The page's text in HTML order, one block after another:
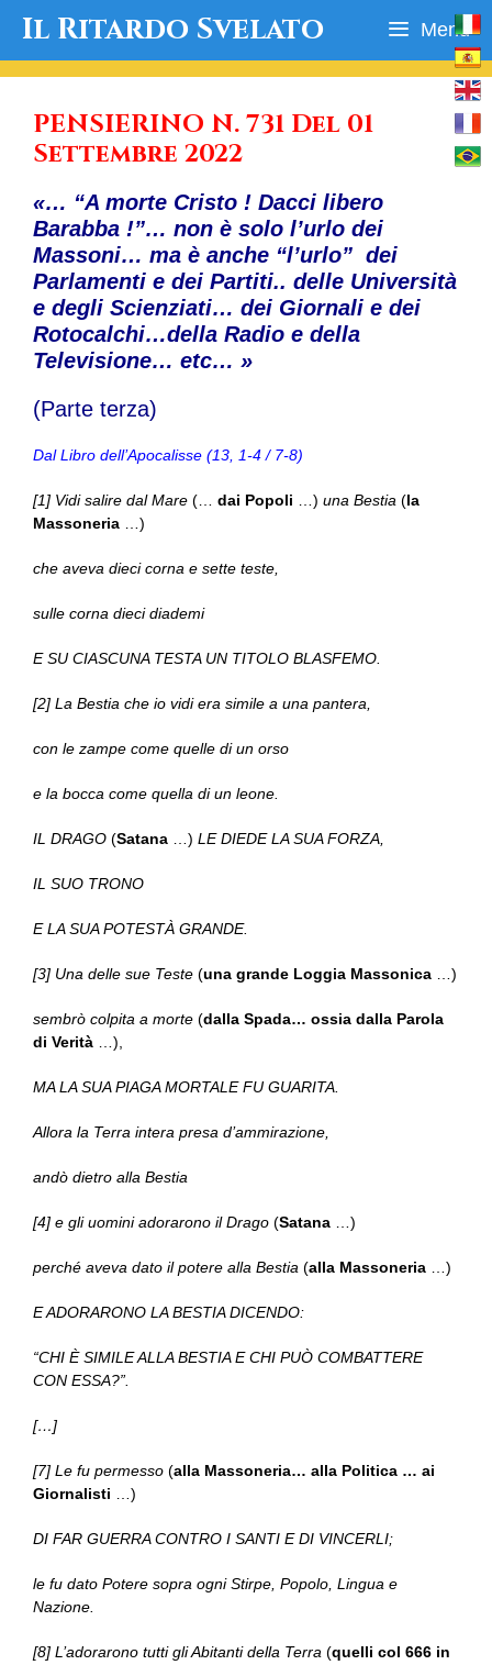
Il Ritardo Svelato Menu
PENSIERINO N. 731 Del 01
Settembre 2022
«… “A morte Cristo ! Dacci libero
Barabba !”… non è solo l’urlo dei
Massoni… ma è anche “l’urlo” dei
Parlamenti e dei Partiti.. delle Università
e degli Scienziati… dei Giornali e dei
Rotocalchi…della Radio e della
Televisione… etc… »
(Parte terza)
Dal Libro dell’Apocalisse (13, 1-4 / 7-8)
[1] Vidi salire dal Mare (… dai Popoli …) una Bestia (la
Massoneria …)
che aveva dieci corna e sette teste,
sulle corna dieci diademi
E SU CIASCUNA TESTA UN TITOLO BLASFEMO.
[2] La Bestia che io vidi era simile a una pantera,
con le zampe come quelle di un orso
e la bocca come quella di un leone.
IL DRAGO (Satana …) LE DIEDE LA SUA FORZA,
IL SUO TRONO
E LA SUA POTESTÀ GRANDE.
[3] Una delle sue Teste (una grande Loggia Massonica …)
sembrò colpita a morte (dalla Spada… ossia dalla Parola
di Verità …),
MA LA SUA PIAGA MORTALE FU GUARITA.
Allora la Terra intera presa d’ammirazione,
andò dietro alla Bestia
[4] e gli uomini adorarono il Drago (Satana …)
perché aveva dato il potere alla Bestia (alla Massoneria …)
E ADORARONO LA BESTIA DICENDO:
“CHI È SIMILE ALLA BESTIA E CHI PUÒ COMBATTERE
CON ESSA?”.
[…]
[7] Le fu permesso (alla Massoneria… alla Politica … ai
Giornalisti …)
DI FAR GUERRA CONTRO I SANTI E DI VINCERLI;
le fu dato Potere sopra ogni Stirpe, Popolo, Lingua e
Nazione.
[8] L’adorarono tutti gli Abitanti della Terra (quelli col 666 in